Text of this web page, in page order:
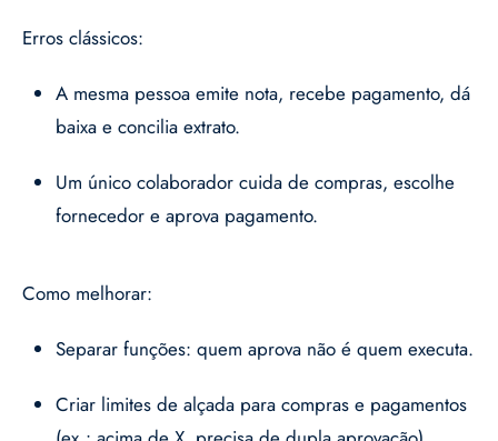
Erros clássicos:
A mesma pessoa emite nota, recebe pagamento, dá
baixa e concilia extrato.
Um único colaborador cuida de compras, escolhe
fornecedor e aprova pagamento.
Como melhorar:
Separar funções: quem aprova não é quem executa.
Criar limites de alçada para compras e pagamentos